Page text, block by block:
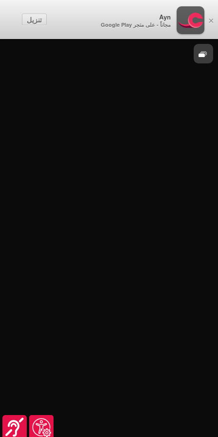
×
Ayn
مجاناً - على متجر Google Play
تنزيل
الصف السادس
العلوم